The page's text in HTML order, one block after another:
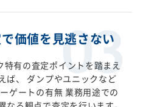
価値を見逃さない
有の査定ポイントを踏まえ
ば、 ダンプやユニックなど
ゲートの有無 業務用途での